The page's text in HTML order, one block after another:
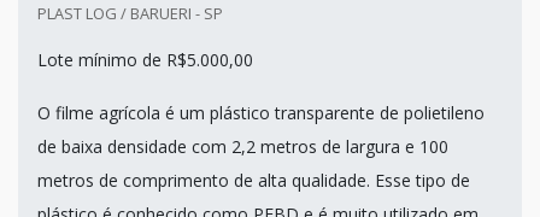
PLAST LOG / BARUERI - SP
Lote mínimo de R$5.000,00
O filme agrícola é um plástico transparente de polietileno
de baixa densidade com 2,2 metros de largura e 100
metros de comprimento de alta qualidade. Esse tipo de